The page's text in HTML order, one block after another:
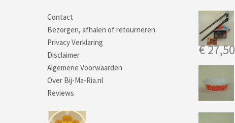
Contact
Bezorgen, afhalen of retourneren
Privacy Verklaring
Disclaimer
Algemene Voorwaarden
Over Bij-Ma-Ria.nl
Reviews
€27,50